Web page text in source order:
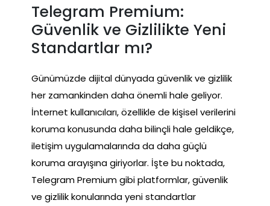
Telegram Premium:
Güvenlik ve Gizlilikte Yeni
Standartlar mı?
Günümüzde dijital dünyada güvenlik ve gizlilik
her zamankinden daha önemli hale geliyor.
İnternet kullanıcıları, özellikle de kişisel verilerini
koruma konusunda daha bilinçli hale geldikçe,
iletişim uygulamalarında da daha güçlü
koruma arayışına giriyorlar. İşte bu noktada,
Telegram Premium gibi platformlar, güvenlik
ve gizlilik konularında yeni standartlar